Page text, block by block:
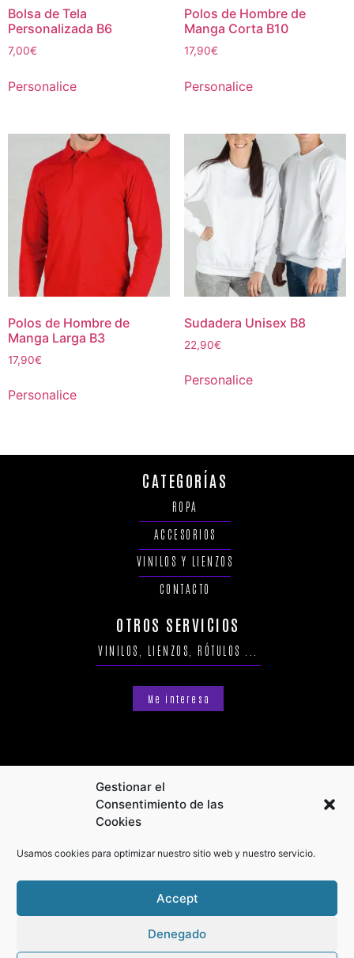
Gestionar el
Consentimiento de las
Cookies
Usamos cookies para optimizar nuestro sitio web y nuestro servicio.
Accept
Denegado
Bolsa de Tela
Personalizada B6
7,00€
Personalice
Polos de Hombre de
Manga Corta B10
17,90€
Personalice
Polos de Hombre de
Manga Larga B3
17,90€
Personalice
Sudadera Unisex B8
22,90€
Personalice
CATEGORÍAS
ROPA
ACCESORIOS
VINILOS Y LIENZOS
CONTACTO
OTROS SERVICIOS
VINILOS, LIENZOS, RÓTULOS ...
Me interesa